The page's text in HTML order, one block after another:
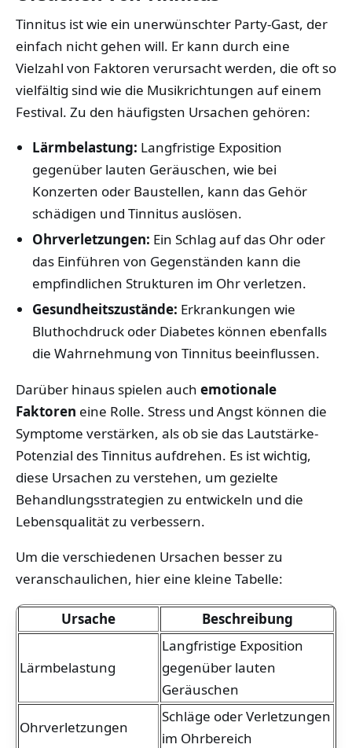
Tinnitus ist wie ein unerwünschter Party-Gast, der
einfach nicht gehen will. Er kann durch eine
Vielzahl von Faktoren verursacht werden, die oft so
vielfältig sind wie die Musikrichtungen auf einem
Festival. Zu den häufigsten Ursachen gehören:
Lärmbelastung: Langfristige Exposition
gegenüber lauten Geräuschen, wie bei
Konzerten oder Baustellen, kann das Gehör
schädigen und Tinnitus auslösen.
Ohrverletzungen: Ein Schlag auf das Ohr oder
das Einführen von Gegenständen kann die
empfindlichen Strukturen im Ohr verletzen.
Gesundheitszustände: Erkrankungen wie
Bluthochdruck oder Diabetes können ebenfalls
die Wahrnehmung von Tinnitus beeinflussen.
Darüber hinaus spielen auch emotionale
Faktoren eine Rolle. Stress und Angst können die
Symptome verstärken, als ob sie das Lautstärke-
Potenzial des Tinnitus aufdrehen. Es ist wichtig,
diese Ursachen zu verstehen, um gezielte
Behandlungsstrategien zu entwickeln und die
Lebensqualität zu verbessern.
Um die verschiedenen Ursachen besser zu
veranschaulichen, hier eine kleine Tabelle:
Ursache Beschreibung
Lärmbelastung
Langfristige Exposition
gegenüber lauten
Geräuschen
Ohrverletzungen
Schläge oder Verletzungen
im Ohrbereich